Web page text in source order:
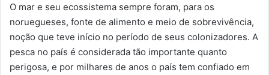
O mar e seu ecossistema sempre foram, para os
noruegueses, fonte de alimento e meio de sobrevivência,
noção que teve início no período de seus colonizadores. A
pesca no país é considerada tão importante quanto
perigosa, e por milhares de anos o país tem confiado em